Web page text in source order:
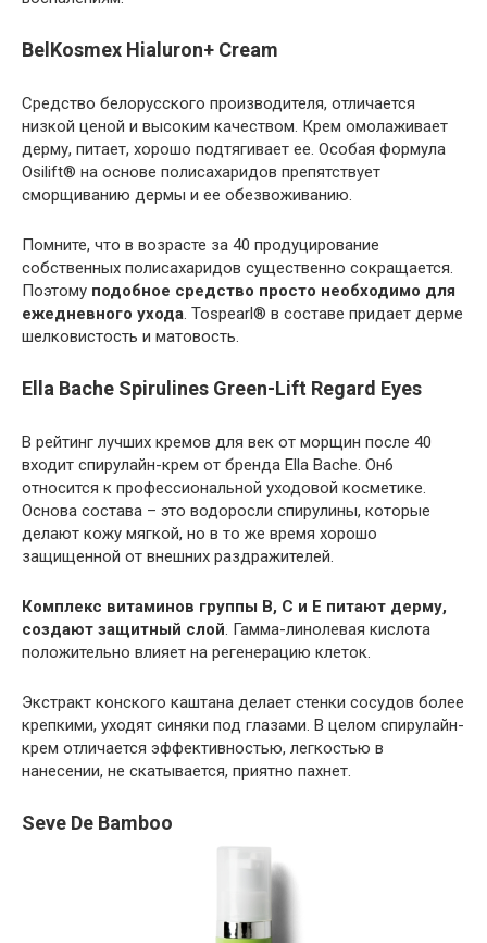
BelKosmex Hialuron+ Cream
Средство белорусского производителя, отличается
низкой ценой и высоким качеством. Крем омолаживает
дерму, питает, хорошо подтягивает ее. Особая формула
Osilift® на основе полисахаридов препятствует
сморщиванию дермы и ее обезвоживанию.
Помните, что в возрасте за 40 продуцирование
собственных полисахаридов существенно сокращается.
Поэтому подобное средство просто необходимо для
ежедневного ухода. Tospearl® в составе придает дерме
шелковистость и матовость.
Ella Bache Spirulines Green-Lift Regard Eyes
В рейтинг лучших кремов для век от морщин после 40
входит спирулайн-крем от бренда Ella Bache. Он6
относится к профессиональной уходовой косметике.
Основа состава – это водоросли спирулины, которые
делают кожу мягкой, но в то же время хорошо
защищенной от внешних раздражителей.
Комплекс витаминов группы В, С и Е питают дерму,
создают защитный слой. Гамма-линолевая кислота
положительно влияет на регенерацию клеток.
Экстракт конского каштана делает стенки сосудов более
крепкими, уходят синяки под глазами. В целом спирулайн-
крем отличается эффективностью, легкостью в
нанесении, не скатывается, приятно пахнет.
Seve De Bamboo